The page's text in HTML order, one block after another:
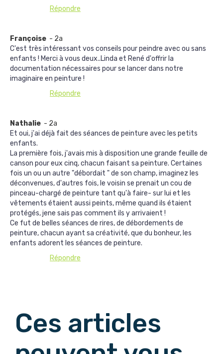
Répondre
Françoise - 2a
C'est très intéressant vos conseils pour peindre avec ou sans
enfants ! Merci à vous deux..Linda et René d'offrir la
documentation nécessaires pour se lancer dans notre
imaginaire en peinture !
Répondre
Nathalie - 2a
Et oui, j'ai déjà fait des séances de peinture avec les petits
enfants.
La première fois, j'avais mis à disposition une grande feuille de
canson pour eux cinq, chacun faisant sa peinture. Certaines
fois un ou un autre "débordait " de son champ, imaginez les
déconvenues, d'autres fois, le voisin se prenait un cou de
pinceau-chargé de peinture tant qu'à faire- sur lui et les
vêtements étaient aussi peints, même quand ils étaient
protégés, jene sais pas comment ils y arrivaient !
Ce fut de belles séances de rires, de débordements de
peinture, chacun ayant sa créativité, que du bonheur, les
enfants adorent les séances de peinture.
Répondre
Ces articles